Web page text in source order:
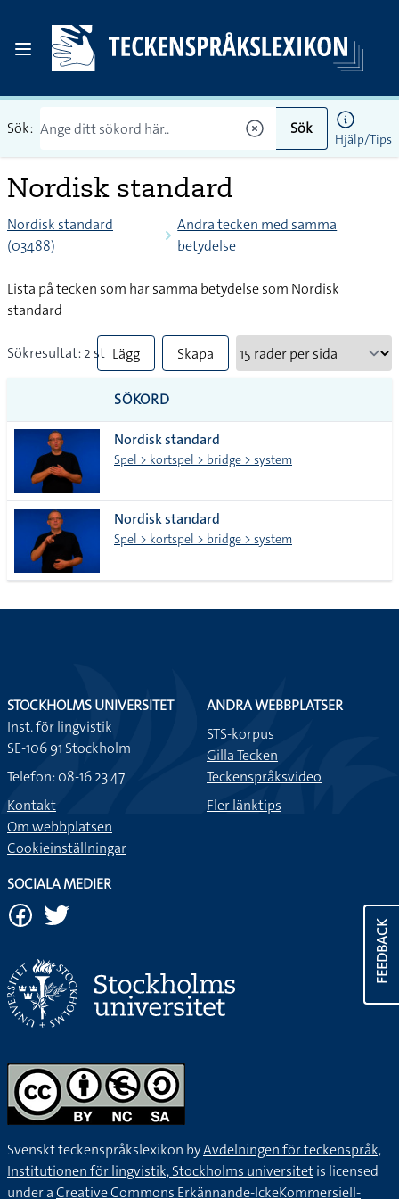
Sök: Sök
Hjälp/Tips
Nordisk standard
Nordisk standard
(03488)
Andra tecken med samma
betydelse
Lista på tecken som har samma betydelse som Nordisk
standard
Sökresultat: 2 st Lägg
till
alla i
lista
Skapa
SÖKORD
Nordisk standard
Spel > kortspel > bridge > system
Nordisk standard
Spel > kortspel > bridge > system
FEEDBACK
STOCKHOLMS UNIVERSITET
Inst. för lingvistik
SE-106 91 Stockholm
Telefon: 08-16 23 47
Kontakt
Om webbplatsen
Cookieinställningar
ANDRA WEBBPLATSER
STS-korpus
Gilla Tecken
Teckenspråksvideo
Fler länktips
SOCIALA MEDIER
Svenskt teckenspråkslexikon byAvdelningen för teckenspråk,
Institutionen för lingvistik, Stockholms universitetis licensed
under aCreative Commons Erkännande-IckeKommersiell-